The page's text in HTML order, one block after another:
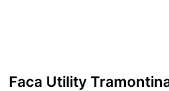
Faca Utility